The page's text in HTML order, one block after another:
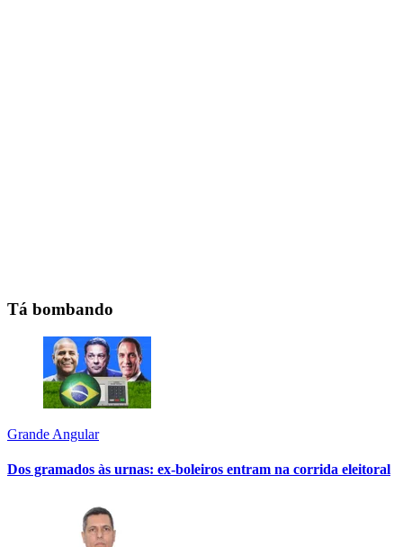
Tá bombando
Grande Angular
Dos gramados às urnas: ex-boleiros entram na corrida eleitoral